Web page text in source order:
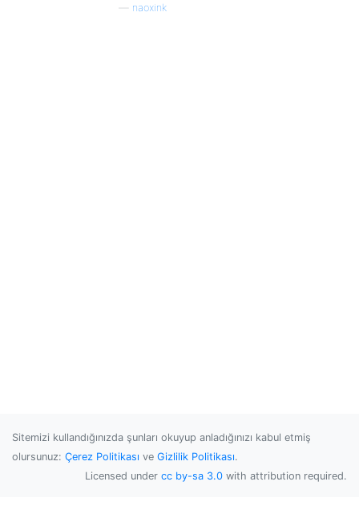
naoxink
Sitemizi kullandığınızda şunları okuyup anladığınızı kabul etmiş
olursunuz: Çerez Politikası ve Gizlilik Politikası.
Licensed under cc by-sa 3.0 with attribution required.